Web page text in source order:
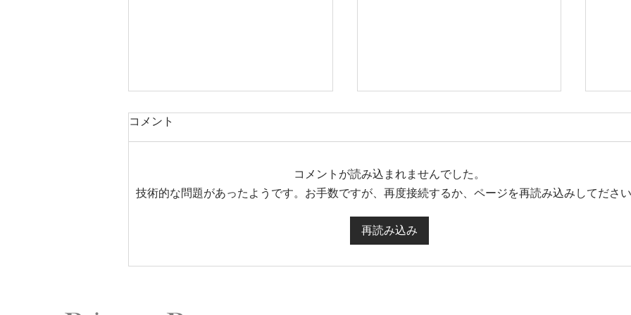
大人気♪ブロウラミネート
×Wax脱毛♡
コメント
コメントが読み込まれませんでした。
技術的な問題があったようです。お手数ですが、再度接続するか、ページを再読み込みしてださい
再読み込み